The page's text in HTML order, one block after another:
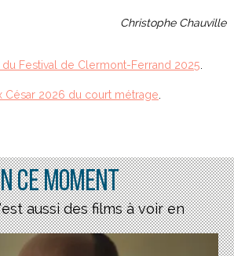
Christophe Chauville
Festival de Clermont-Ferrand 2025
César 2026 du court métrage
ce moment
aussi des films à voir en